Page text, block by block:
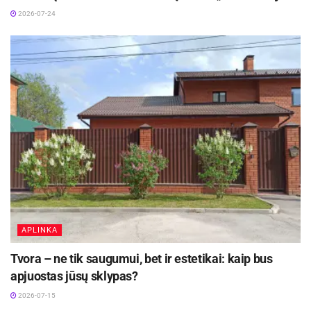
matematika, tačiau
ne kovoja, o
2026-07-24
APLINKA
Tvora – ne tik saugumui, bet ir estetikai: kaip bus
apjuostas jūsų sklypas?
2026-07-15